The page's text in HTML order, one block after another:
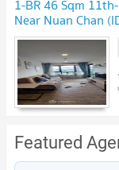
1-BR 46 Sqm
Near Nuan Chan
Featured